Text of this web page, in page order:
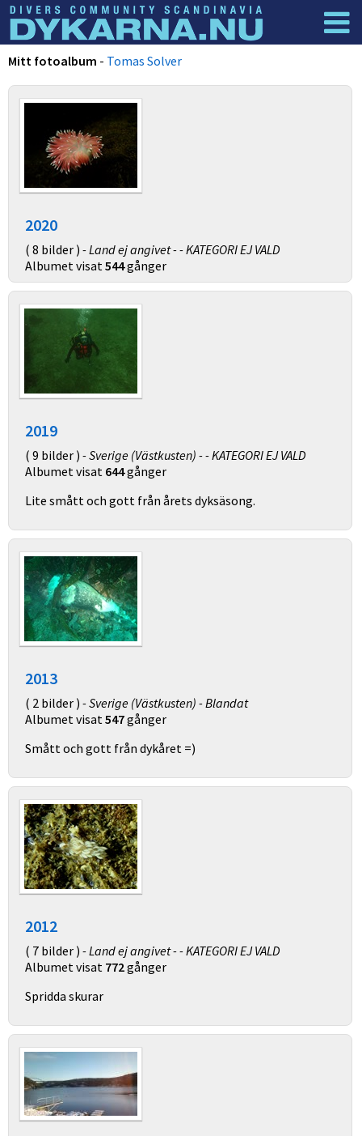
Dyknyheter
Mitt fotoalbum - Tomas Solver
2020
( 8 bilder ) - Land ej angivet - - KATEGORI EJ VALD
Albumet visat544gånger
2019
( 9 bilder ) - Sverige (Västkusten) - - KATEGORI EJ VALD
Albumet visat 644gånger
Lite smått och gott från årets dyksäsong.
2013
( 2 bilder ) - Sverige (Västkusten) - Blandat
Albumet visat547gånger
Smått och gott från dykåret =)
2012
( 7 bilder ) - Land ej angivet - - KATEGORI EJ VALD
Albumet visat 772gånger
Spridda skurar